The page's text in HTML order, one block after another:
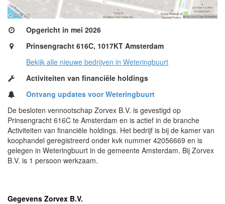
Opgericht in mei 2026
Prinsengracht 616C, 1017KT Amsterdam
Bekijk alle nieuwe bedrijven in Weteringbuurt
Activiteiten van financiële holdings
Ontvang updates voor Weteringbuurt
De besloten vennootschap Zorvex B.V. is gevestigd op
Prinsengracht 616C te Amsterdam en is actief in de branche
Activiteiten van financiële holdings. Het bedrijf is bij de kamer van
koophandel geregistreerd onder kvk nummer 42056669 en is
gelegen in Weteringbuurt in de gemeente Amsterdam. Bij Zorvex
B.V. is 1 persoon werkzaam.
Gegevens Zorvex B.V.